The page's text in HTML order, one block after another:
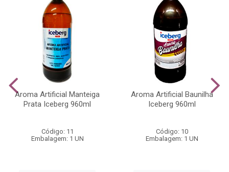
Aroma Artificial Manteiga
Prata Iceberg 960ml
Código: 11
Embalagem: 1 UN
Aroma Artificial Baunilha
Iceberg 960ml
Código: 10
Embalagem: 1 UN